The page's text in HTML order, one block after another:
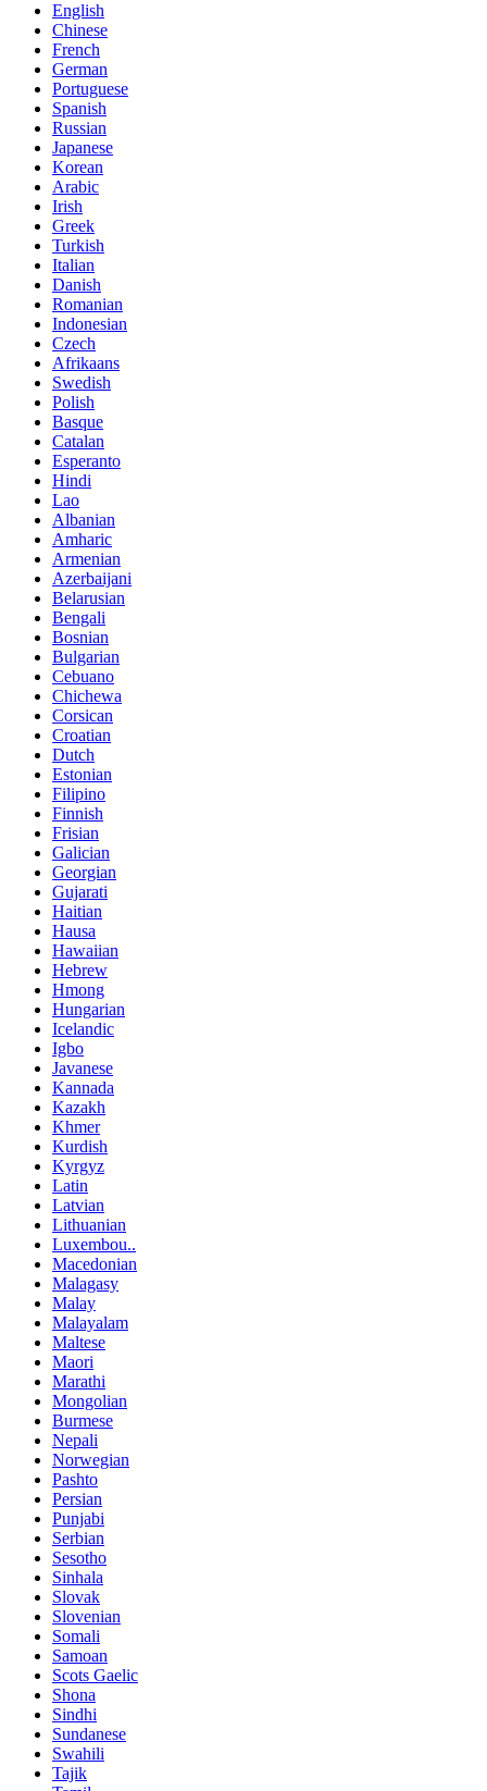
English
Chinese
French
German
Portuguese
Spanish
Russian
Japanese
Korean
Arabic
Irish
Greek
Turkish
Italian
Danish
Romanian
Indonesian
Czech
Afrikaans
Swedish
Polish
Basque
Catalan
Esperanto
Hindi
Lao
Albanian
Amharic
Armenian
Azerbaijani
Belarusian
Bengali
Bosnian
Bulgarian
Cebuano
Chichewa
Corsican
Croatian
Dutch
Estonian
Filipino
Finnish
Frisian
Galician
Georgian
Gujarati
Haitian
Hausa
Hawaiian
Hebrew
Hmong
Hungarian
Icelandic
Igbo
Javanese
Kannada
Kazakh
Khmer
Kurdish
Kyrgyz
Latin
Latvian
Lithuanian
Luxembou..
Macedonian
Malagasy
Malay
Malayalam
Maltese
Maori
Marathi
Mongolian
Burmese
Nepali
Norwegian
Pashto
Persian
Punjabi
Serbian
Sesotho
Sinhala
Slovak
Slovenian
Somali
Samoan
Scots Gaelic
Shona
Sindhi
Sundanese
Swahili
Tajik